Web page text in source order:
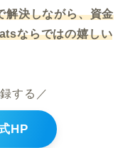
解決しながら、資金
ならではの嬉しい
する／
HP